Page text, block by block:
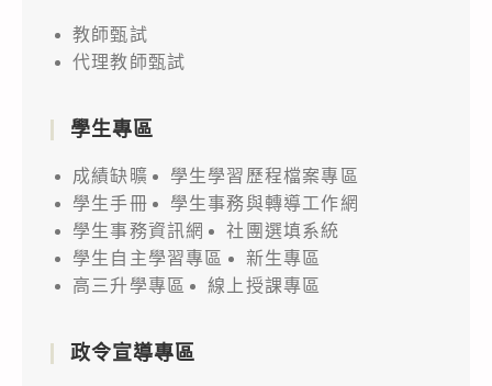
教師甄試
代理教師甄試
學生專區
成績缺曠
學生學習歷程檔案專區
學生手冊
學生事務與轉導工作網
學生事務資訊網
社團選填系統
學生自主學習專區
新生專區
高三升學專區
線上授課專區
政令宣導專區